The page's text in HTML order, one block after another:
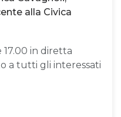
alla Civica
in diretta
a tutti gli interessati